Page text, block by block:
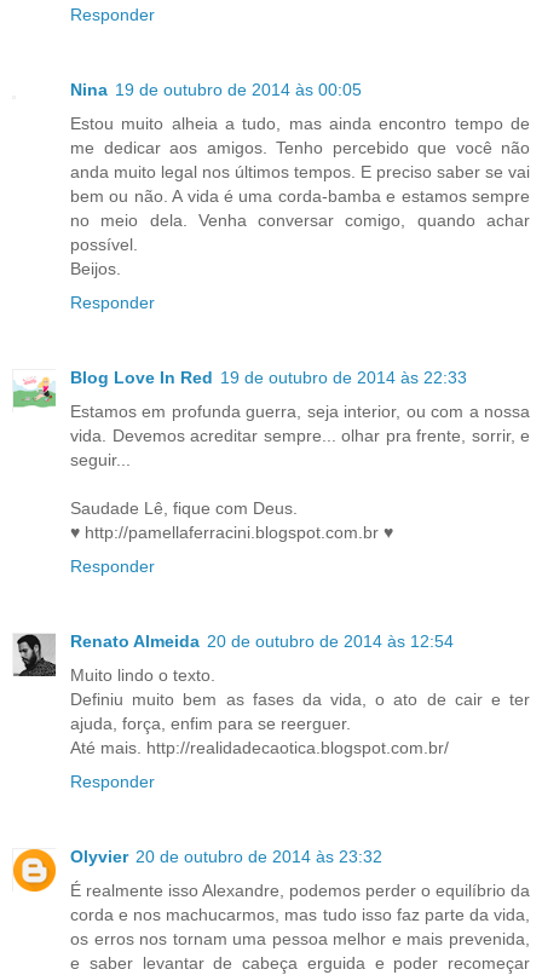
Responder
Nina 19 de outubro de 2014 às 00:05
Estou muito alheia a tudo, mas ainda encontro tempo de
me dedicar aos amigos. Tenho percebido que você não
anda muito legal nos últimos tempos. E preciso saber se vai
bem ou não. A vida é uma corda-bamba e estamos sempre
no meio dela. Venha conversar comigo, quando achar
possível.
Beijos.
Responder
Blog Love In Red 19 de outubro de 2014 às 22:33
Estamos em profunda guerra, seja interior, ou com a nossa
vida. Devemos acreditar sempre... olhar pra frente, sorrir, e
seguir...
Saudade Lê, fique com Deus.
♥ http://pamellaferracini.blogspot.com.br ♥
Responder
Renato Almeida 20 de outubro de 2014 às 12:54
Muito lindo o texto.
Definiu muito bem as fases da vida, o ato de cair e ter
ajuda, força, enfim para se reerguer.
Até mais. http://realidadecaotica.blogspot.com.br/
Responder
Olyvier 20 de outubro de 2014 às 23:32
É realmente isso Alexandre, podemos perder o equilíbrio da
corda e nos machucarmos, mas tudo isso faz parte da vida,
os erros nos tornam uma pessoa melhor e mais prevenida,
e saber levantar de cabeça erguida e poder recomeçar